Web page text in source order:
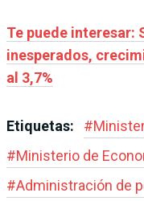
Te puede interesar:
inesperados,
al 3,7%
Etiquetas: #
#Ministerio de
#Administración de